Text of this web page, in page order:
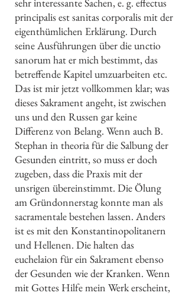
principalis est sanitas corporalis mit der
eigenthümlichen Erklärung. Durch
seine Ausführungen über die unctio
sanorum hat er mich bestimmt, das
betreffende Kapitel umzuarbeiten etc.
Das ist mir jetzt vollkommen klar; was
dieses Sakrament angeht, ist zwischen
uns und den Russen gar keine
Differenz von Belang. Wenn auch B.
Stephan in theoria für die Salbung der
Gesunden eintritt, so muss er doch
zugeben, dass die Praxis mit der
unsrigen übereinstimmt. Die Ölung
am Gründonnerstag konnte man als
sacramentale bestehen lassen. Anders
ist es mit den Konstantinopolitanern
und Hellenen. Die halten das
euchelaion für ein Sakrament ebenso
der Gesunden wie der Kranken. Wenn
mit Gottes Hilfe mein Werk erscheint,